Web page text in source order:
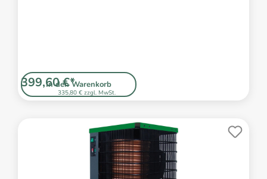
In den Warenkorb
335,80 € zzgl. MwSt.
399,60 €*